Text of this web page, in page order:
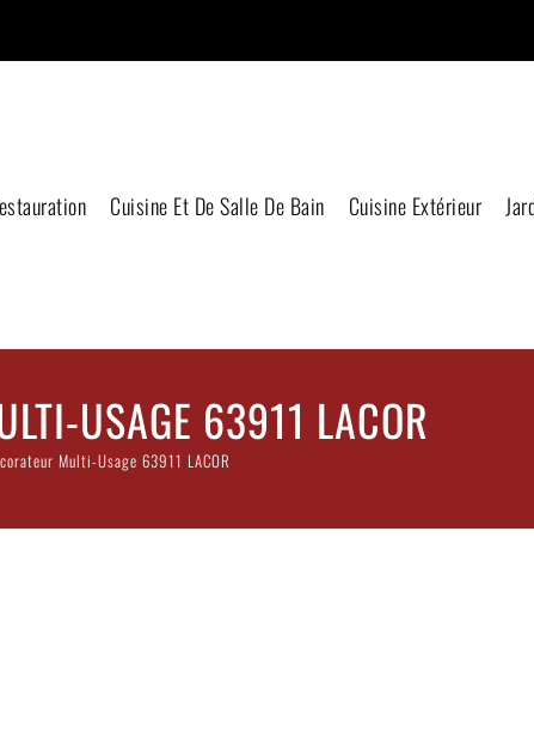
Cuisine Et De Salle De Bain Cuisine Extérieur
USAGE 63911 LACOR
Multi-Usage 63911 LACOR